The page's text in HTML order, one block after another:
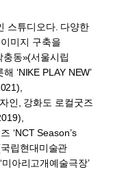
스튜디오다. 다양한
미지 구축을
동»(서울시립
‘NIKE PLAY NEW’
인, 강화도 로컬굿즈
‘NCT Season’s
립현대미술관
아리고개예술극장’